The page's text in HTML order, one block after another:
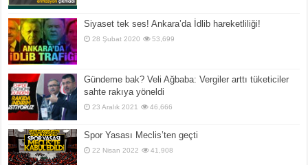
Siyaset tek ses! Ankara’da İdlib hareketliliği!
28 Şubat 2020 53,699
Gündeme bak? Veli Ağbaba: Vergiler arttı tüketiciler
sahte rakıya yöneldi
23 Aralık 2021 46,666
Spor Yasası Meclis’ten geçti
22 Nisan 2022 41,908